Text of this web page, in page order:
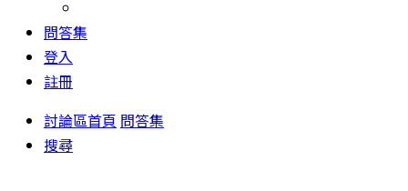
問答集
登入
註冊
討論區首頁 問答集
搜尋